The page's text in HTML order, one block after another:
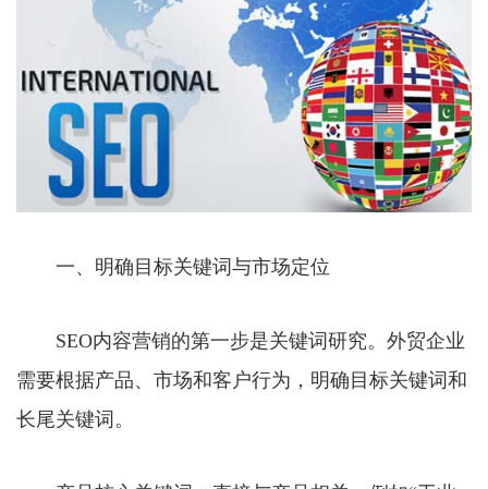
一、明确目标关键词与市场定位
SEO内容营销的第一步是关键词研究。外贸企业
需要根据产品、市场和客户行为，明确目标关键词和
长尾关键词。